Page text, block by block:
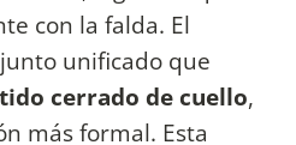
con la falda. El
unificado que
cerrado de cuello,
más formal. Esta